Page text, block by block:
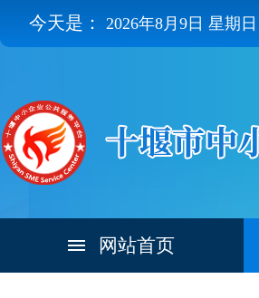
今天是： 2026年8月9日 星期日
网站首页